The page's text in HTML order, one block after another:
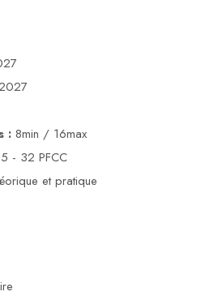
: 8min / 16max
- 32 PFCC
et pratique